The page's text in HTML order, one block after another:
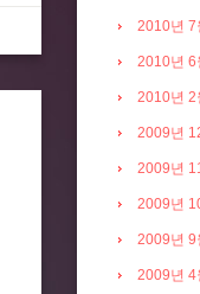
2010년 7
2010년 6
2010년 2
2009년
2009년
2009년
2009년 9
2009년 4